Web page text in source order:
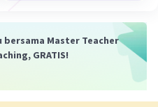
Master Teacher
GRATIS!